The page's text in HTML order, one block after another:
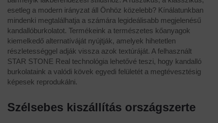
esetleg a modern irányzat áll Önhöz közelebb? Kínálatunkban
mindenki megtalálhatja a számára legideálisabb megjelenésű
kandallóburkolatot. Termékeink a természetes kőanyagok
kiemelkedő alternatíváját nyújtják, amelyek hihetetlen
részletességgel adják vissza azok textúráját. A felhasznált
STAR STONE Real technológia lehetővé teszi, hogy kandalló
burkolataink a valódi kövek egyedi felületét a megtévesztésig
képesek reprodukálni.
Szélsebes kiszállítás országszerte